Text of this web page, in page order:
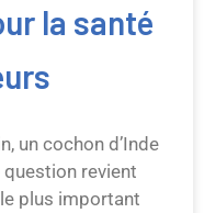
la santé
un cochon d’Inde
question revient
plus important